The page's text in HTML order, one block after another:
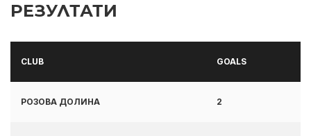
РЕЗУЛТАТИ
CLUB GOALS
РОЗОВА ДОЛИНА 2